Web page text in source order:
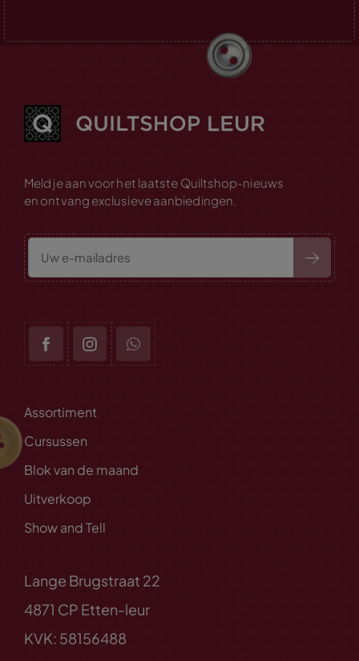
Meld je aan voor het laatste Quiltshop-nieuws
en ontvang exclusieve aanbiedingen.
Assortiment
Cursussen
Blok van de maand
Uitverkoop
Show and Tell
Lange Brugstraat 22
4871 CP Etten-leur
KVK: 58156488